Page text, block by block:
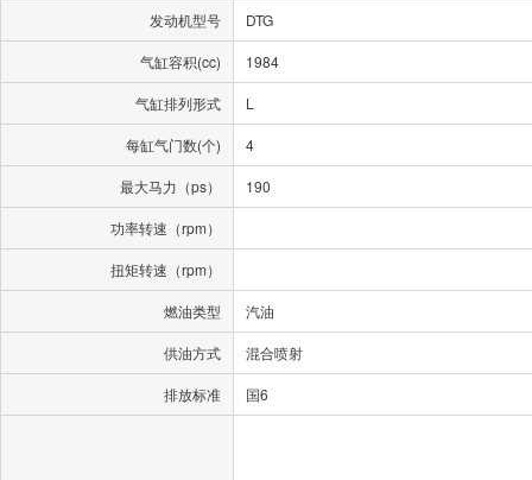
发动机型号 DTG
气缸容积(cc) 1984
气缸排列形式 L
每缸气门数(个) 4
最大马力（ps） 190
功率转速（rpm）
扭矩转速（rpm）
燃油类型 汽油
供油方式 混合喷射
排放标准 国6